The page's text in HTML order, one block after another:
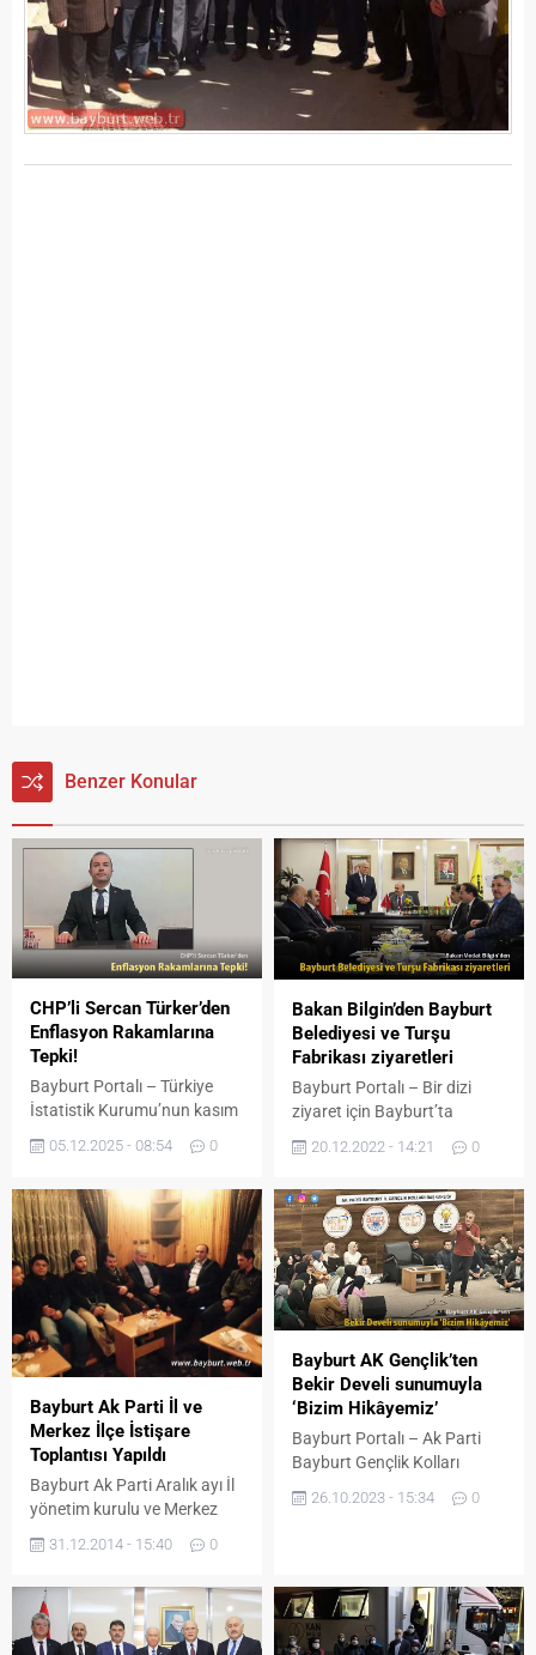
Benzer Konular
CHP’li Sercan Türker’den
Enflasyon Rakamlarına
Tepki!
Bayburt Portalı – Türkiye
İstatistik Kurumu’nun kasım
ayı enflasyon rakamlarını
açıklamasının ardından
gündeme gelirken,
Cumhuriyet Halk Partisi
Bayburt İl Başkanı Av.
Sercan Türker, resmi
rakamların toplumun gerçek
yaşam koşullarını
perdelediğini belirterek dikkat
çekici bir değerlendirme
yaptı. Sercan Türker,
açıklamasında şu ifadeleri
kullandı: “Aylık ve yıllık
enflasyon oranlarının ‘son...
05.12.2025 - 08:54 0
Bakan Bilgin’den Bayburt
Belediyesi ve Turşu
Fabrikası ziyaretleri
Bayburt Portalı – Bir dizi
ziyaret için Bayburt’ta
Güvenlik Bakanı Prof. Dr.
heyetle birlikte Bayburt
Belediye Başkanı Hükmü
Pekmezci’ye ziyarette
bulundu. Ziyaretten duyduğu
memnuniyeti dile getiren
Başkan Pekmezci Bakan
Bilgin’i baba ocağı Bayburt
ve belediyede ağırlamaktan
dolayı mutluluk duyduklarını
belirtti. Bilgin’e Bayburt
Belediyesi tarafından...
20.12.2022 - 14:21 0
Bayburt Ak Parti İl ve
Merkez İlçe İstişare
Toplantısı Yapıldı
Bayburt Ak Parti Aralık ayı İl
yönetim kurulu ve Merkez
toplantısı yapıldı. Şair Zihni
evinde yapılan toplantıya
Bayburt Milletvekili
31.12.2014 - 15:40 0
Bayburt AK Gençlik’ten
Bekir Develi sunumuyla
‘Bizim Hikâyemiz’
Bayburt Portalı – Ak Parti
Bayburt Gençlik Kolları
‘Bizim Hikâyemiz’ programı
Salonu’nda gerçekleşen
program, Bekir Develi’nin
26.10.2023 - 15:34 0